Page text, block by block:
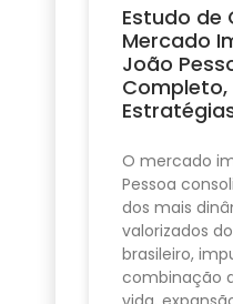
Estudo de
Mercado
João
Completo,
O mercado
Pessoa
dos mais
valorizados
brasileiro,
combinação